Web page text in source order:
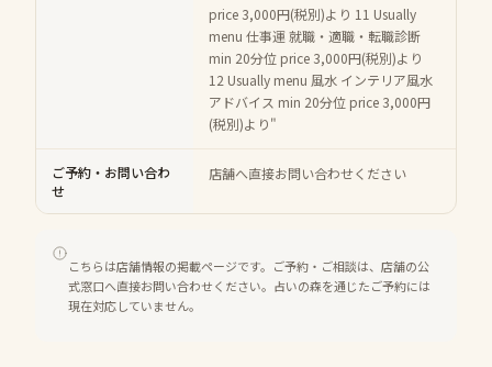
price 3,000円(税別)より 11 Usually
menu 仕事運 就職・適職・転職診断
min 20分位 price 3,000円(税別)より
12 Usually menu 風水 インテリア風水
アドバイス min 20分位 price 3,000円
(税別)より"
ご予約・お問い合わ
せ
店舗へ直接お問い合わせください
こちらは店舗情報の掲載ページです。ご予約・ご相談は、店舗の公
式窓口へ直接お問い合わせください。占いの森を通じたご予約には
現在対応していません。